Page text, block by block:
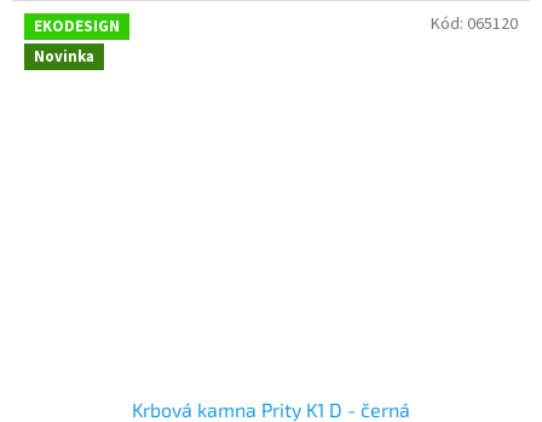
EKODESIGN
Novinka
Krbová kamna Prity K1 D - černá
Kód: 065120